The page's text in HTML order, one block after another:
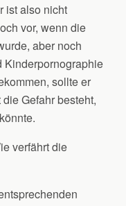
ist also nicht
vor, wenn die
aber noch
Kinderpornographie
sollte er
Gefahr besteht,
verfährt die